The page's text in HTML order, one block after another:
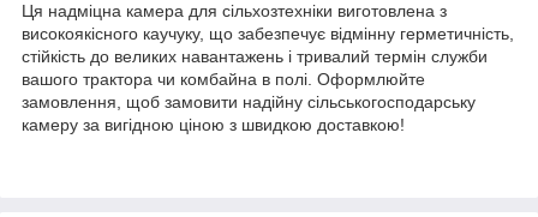
Ця надміцна камера для сільхозтехніки виготовлена з
високоякісного каучуку, що забезпечує відмінну герметичність,
стійкість до великих навантажень і тривалий термін служби
вашого трактора чи комбайна в полі. Оформлюйте
замовлення, щоб замовити надійну сільськогосподарську
камеру за вигідною ціною з швидкою доставкою!